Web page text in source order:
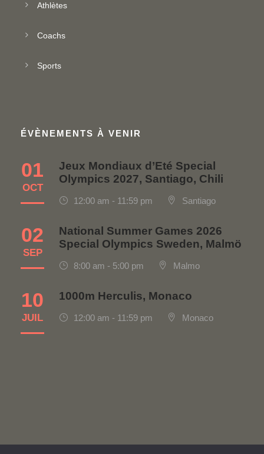
Athlètes
Coachs
Sports
ÉVÈNEMENTS À VENIR
01
OCT
Jeux Mondiaux d’Eté Special
Olympics 2027, Santiago, Chili
12:00 am - 11:59 pm Santiago
02
SEP
National Summer Games 2026
Special Olympics Sweden, Malmö
8:00 am - 5:00 pm Malmo
10
JUIL
1000m Herculis, Monaco
12:00 am - 11:59 pm Monaco